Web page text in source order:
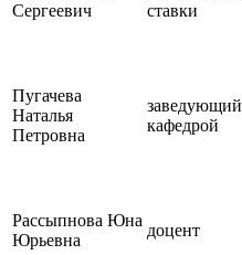
Сергеевич
ставки
Пугачева
Наталья
Петровна
заведующий
кафедрой
Рассыпнова Юна
Юрьевна
доцент